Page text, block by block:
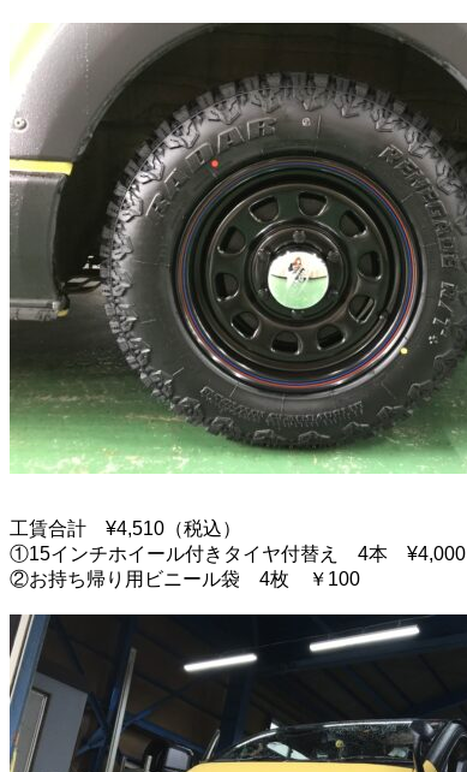
工賃合計 ¥4,510（税込）
①15インチホイール付きタイヤ付替え 4本 ¥4,000
②お持ち帰り用ビニール袋 4枚 ￥100